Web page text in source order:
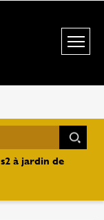
à jardin de